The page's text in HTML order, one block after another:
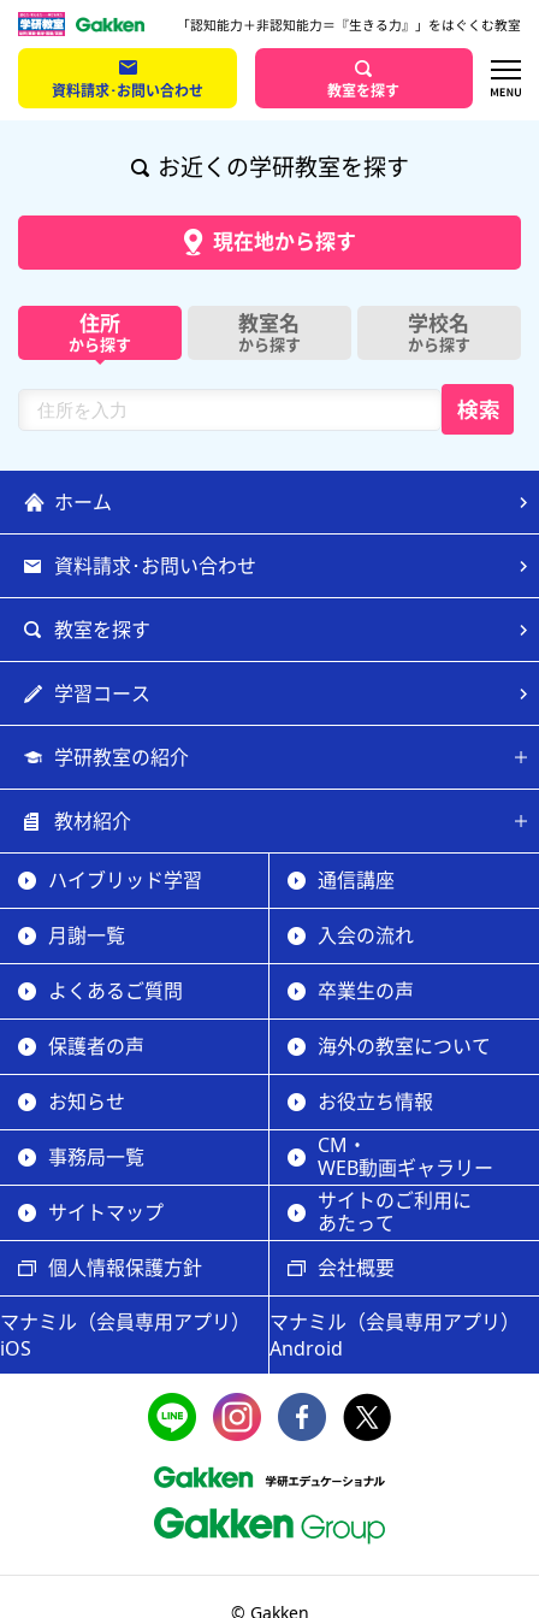
「認知能力＋非認知能力＝『生きる力』」をはぐくむ教室
資料請求･お問い合わせ 教室を探す
お近くの学研教室を探す
現在地から探す
住所
から探す
教室名
から探す
学校名
から探す
ホーム
資料請求･お問い合わせ
教室を探す
学習コース
学研教室の紹介
教材紹介
ハイブリッド学習 通信講座
月謝一覧 入会の流れ
よくあるご質問 卒業生の声
保護者の声 海外の教室について
お知らせ お役立ち情報
事務局一覧
CM・
WEB動画ギャラリー
サイトマップ
サイトのご利用に
あたって
個人情報保護方針
会社概要
マナミル（会員専用アプリ）
iOS
マナミル（会員専用アプリ）
Android
© Gakken